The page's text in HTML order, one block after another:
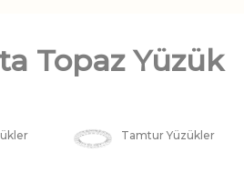
Topaz Yüzük
Tamtur Yüzükler